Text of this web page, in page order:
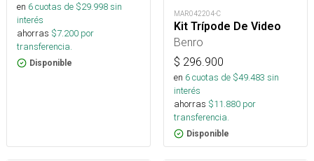
en 6cuotas de $29.998sin
interés
ahorras $7.200 por
transferencia.
Disponible
MAR042204-C
Kit Trípode De Video
Benro
$ 296.900
en 6cuotas de $49.483 sin
interés
ahorras $11.880 por
transferencia.
Disponible